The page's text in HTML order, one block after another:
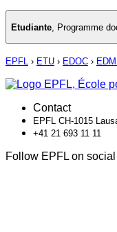
Etudiante Programme
EPFL › ETU › EDOC › EDMI
Contact
EPFL CH-1015
+41 21 693 11 11
Follow EPFL on